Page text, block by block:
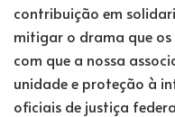
contribuição em
mitigar o drama que
com que a nossa
unidade e proteção à
oficiais de justiça